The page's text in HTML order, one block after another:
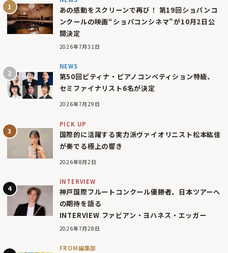
あの感動をスクリーンで再び！ 第19回ショパンコ
ンクールの映画“ショパコンシネマ”が10月2日公
開決定
2026年7月31日
NEWS
第50回ピティナ・ピアノコンペティション特級、
セミファイナリスト6名が決定
2026年7月29日
PICK UP
国際的に活躍する実力派ヴァイオリニスト松本紘佳
が奏でる極上の響き
2026年8月2日
INTERVIEW
神戸国際フルートコンクール優勝者、日本ツアーへ
の期待を語る
INTERVIEW ファビアン・ヨハネス・エッガー
2026年7月28日
FROM編集部